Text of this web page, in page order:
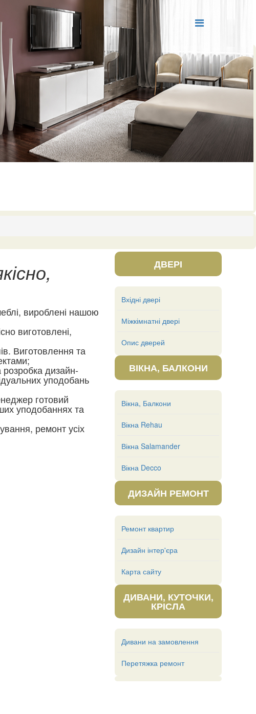
вироблені нашою
виготовлені,
Виготовлення та
дизайн-
уподобань
готовий
уподобаннях та
ремонт усіх
ДВЕРІ
Вхідні двері
Міжкімнатні двері
Опис дверей
ВІКНА, БАЛКОНИ
Вікна, Балкони
Вікна Rehau
Вікна Salamander
Вікна Decco
ДИЗАЙН РЕМОНТ
Ремонт квартир
Дизайн інтер'єра
Карта сайту
ДИВАНИ, КУТОЧКИ,
КРІСЛА
Дивани на замовлення
Перетяжка ремонт